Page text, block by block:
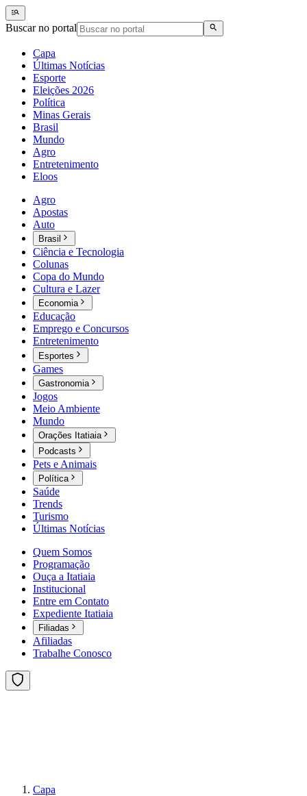
Buscar no portal
Capa
Últimas Notícias
Esporte
Eleições 2026
Política
Minas Gerais
Brasil
Mundo
Agro
Entretenimento
Eloos
Agro
Apostas
Auto
Brasil
Ciência e Tecnologia
Colunas
Copa do Mundo
Cultura e Lazer
Economia
Educação
Emprego e Concursos
Entretenimento
Esportes
Games
Gastronomia
Jogos
Meio Ambiente
Mundo
Orações Itatiaia
Podcasts
Pets e Animais
Política
Saúde
Trends
Turismo
Últimas Notícias
Quem Somos
Programação
Ouça a Itatiaia
Institucional
Entre em Contato
Expediente Itatiaia
Filiadas
Afiliadas
Trabalhe Conosco
Capa